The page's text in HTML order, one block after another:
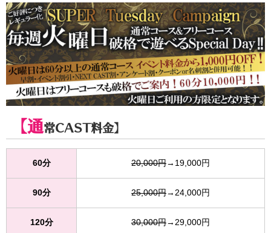
【通常CAST料金】
60分 20,000円→19,000円
90分 25,000円→24,000円
120分 30,000円→29,000円